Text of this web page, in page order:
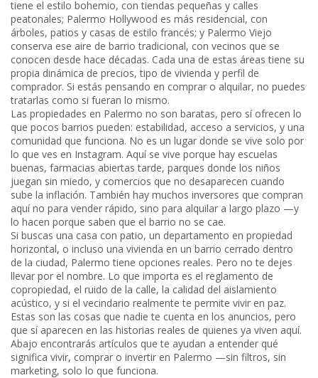
tiene el estilo bohemio, con tiendas pequeñas y calles
peatonales; Palermo Hollywood es más residencial, con
árboles, patios y casas de estilo francés; y Palermo Viejo
conserva ese aire de barrio tradicional, con vecinos que se
conocen desde hace décadas. Cada una de estas áreas tiene su
propia dinámica de precios, tipo de vivienda y perfil de
comprador. Si estás pensando en comprar o alquilar, no puedes
tratarlas como si fueran lo mismo.
Las propiedades en Palermo no son baratas, pero sí ofrecen lo
que pocos barrios pueden: estabilidad, acceso a servicios, y una
comunidad que funciona. No es un lugar donde se vive solo por
lo que ves en Instagram. Aquí se vive porque hay escuelas
buenas, farmacias abiertas tarde, parques donde los niños
juegan sin miedo, y comercios que no desaparecen cuando
sube la inflación. También hay muchos inversores que compran
aquí no para vender rápido, sino para alquilar a largo plazo —y
lo hacen porque saben que el barrio no se cae.
Si buscas una casa con patio, un departamento en propiedad
horizontal, o incluso una vivienda en un barrio cerrado dentro
de la ciudad, Palermo tiene opciones reales. Pero no te dejes
llevar por el nombre. Lo que importa es el reglamento de
copropiedad, el ruido de la calle, la calidad del aislamiento
acústico, y si el vecindario realmente te permite vivir en paz.
Estas son las cosas que nadie te cuenta en los anuncios, pero
que sí aparecen en las historias reales de quienes ya viven aquí.
Abajo encontrarás artículos que te ayudan a entender qué
significa vivir, comprar o invertir en Palermo —sin filtros, sin
marketing, solo lo que funciona.